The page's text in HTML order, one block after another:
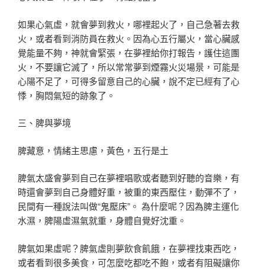
如果心氣虛，就會夢到救火，哪裡起火了，自己急著去救
火，或者看到消防員在救火。因為心五行屬火，當心臟感
覺能量不夠，神就會緊張，在夢裡給你打報告，護住這團
火，不要讓它滅了，所以常常夢到煙霧火災場景，可能是
心陽不足了，可得多留意自己的心臟，說不定已經有了心
悸，胸悶氣短的跡象了。
三、脾與夢境
脾藏意，情緒主思慮，黃色，五行是土
脾氣太盛會夢到自己在夢裡唱歌或者聽到好聽的音樂，有
時還會夢到自己身體好重，被重的東西壓住，動彈不了，
民間有一種說法叫做“鬼壓床”。 為什麼呢？因為脾主運化
水濕，脾陽虛濕氣就重，身體自覺好沈重。
脾氣如果虛呢？脾氣虛則夢飲食飢餓，在夢裡找東西吃，
或者看到很多美食，可怎麼吃都吃不飽，或者有阻礙讓你